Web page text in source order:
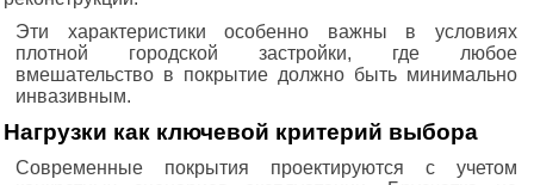
Эти характеристики особенно важны в условиях
плотной городской застройки, где любое
вмешательство в покрытие должно быть минимально
инвазивным.
Нагрузки как ключевой критерий выбора
Современные покрытия проектируются с учетом